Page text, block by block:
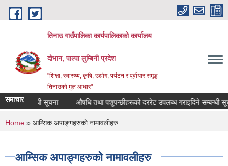
Skip to main content
तिनाउ गाउँपालिका कार्यपालिकाकाे कार्यालय
दोभान, पाल्पा लुम्बिनी प्रदेश
"शिक्षा, स्वास्थ्य, कृषि, उद्योग, पर्यटन र पूर्वाधार समृद्ध-
तिनाउको मुल आधार"
समाचारसम्बन्धी सूचना औषधि तथा पशुपन्छीहरूको दररेट उपलब्ध गराइदिने सम्बन्धी सूचना
You are here
Home » आम्सिक अपाङ्गहरुको नामावलीहरु
आम्सिक अपाङ्गहरुको नामावलीहरु